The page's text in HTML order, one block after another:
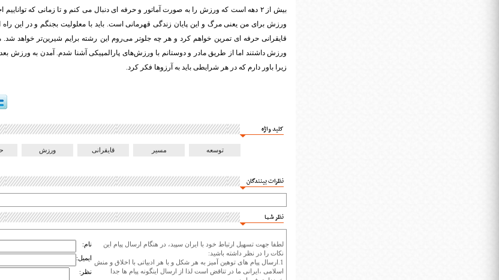
بیش از ۲ دهه است که ورزش را به صورت آماتور و حرفه ای دنبال می کنم و تا زمانی که
ورزش برای من یعنی مرگ و این پایان زندگی قهرمانی است. باید با معلولیت بجنگم و در این راه
قایقرانی حرفه ای تمرین خواهم کرد و هر چه جلوتر می‌روم این رشته برایم شیرین‌تر خواهد
ورزش داشتند اما از طریق مادر و دوستانم با ورزش‌های پارالمپیکی آشنا شدم. آمدن به ورزش بعد
زیرا باور دارم که در هر شرایطی باید به آرزوها فکر کرد.
کلید واژه
توسعه مسیر قایقرانی ورزش
نظرات بینندگان
نظر شما
لطفا جهت تسهیل ارتباط خود با ایران سپید، در هنگام ارسال پیام این
نکات را در نظر داشته باشید:
1.ارسال پیام های توهین آمیز به هر شکل و با هر ادبیاتی با اخلاق و منش
اسلامی ،ایرانی ما در تناقض است لذا از ارسال اینگونه پیام ها جدا
نام:
ایمیل:
نظر: